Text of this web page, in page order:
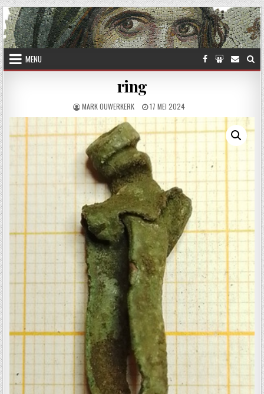
Skip to content
MENU
ring
AUTHOR:
MARK OUWERKERK PUBLISHED DATE:
17 MEI 2024